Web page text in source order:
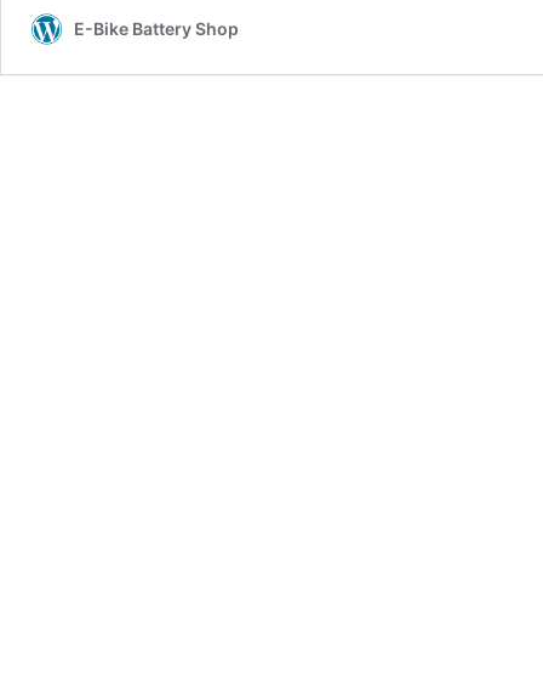
E-Bike Battery Shop